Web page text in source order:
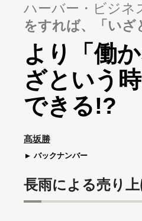
ハーバー・ビジネ
をすれば、「い
より「働
ざという
できる!?
髙坂勝
バックナンバー
長雨による売り